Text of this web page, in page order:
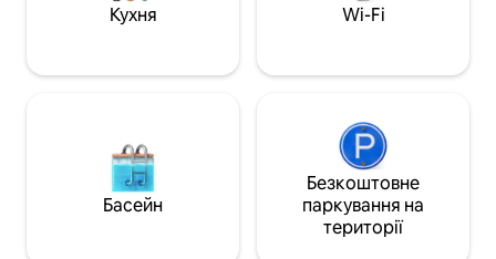
залізничного вокзалу до Риму/
басейном
15 хвилин від
Кухня Wi-Fi
Басейн
Безкоштовне
паркування на
території